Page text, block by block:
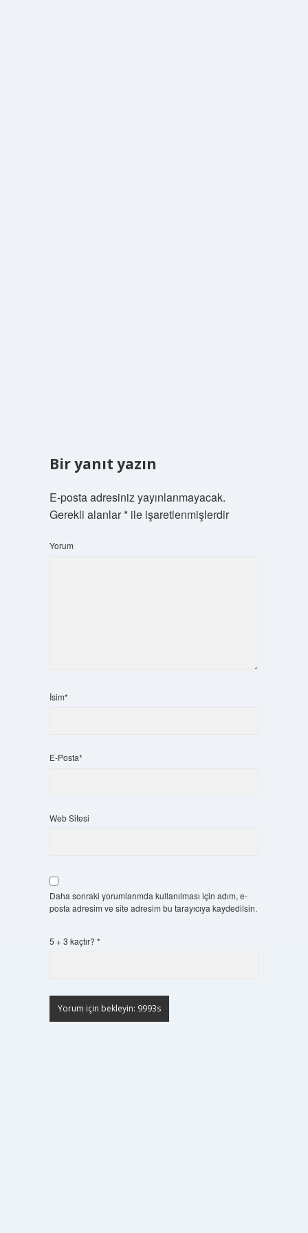
Bir yanıt yazın
E-posta adresiniz yayınlanmayacak.
Gerekli alanlar*ile işaretlenmişlerdir
Yorum
İsim*
E-Posta*
Web Sitesi
Daha sonraki yorumlarımda kullanılması için adım, e-
posta adresim ve site adresim bu tarayıcıya kaydedilsin.
5 + 3 kaçtır? *